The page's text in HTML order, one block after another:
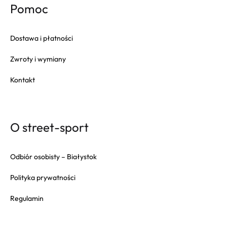
Pomoc
Dostawa i płatności
Zwroty i wymiany
Kontakt
O street-sport
Odbiór osobisty – Białystok
Polityka prywatności
Regulamin